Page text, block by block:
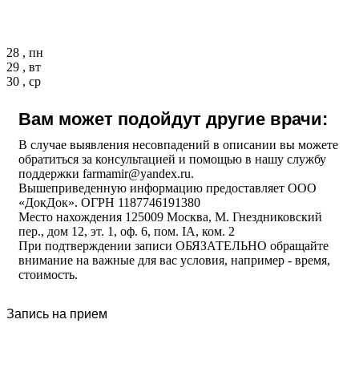
28 , пн
29 , вт
30 , ср
Вам может подойдут другие врачи:
В случае выявления несовпадений в описании вы можете
обратиться за консультацией и помощью в нашу службу
поддержки farmamir@yandex.ru.
Вышеприведенную информацию предоставляет ООО
«ДокДок». ОГРН 1187746191380
Место нахождения 125009 Москва, М. Гнездниковский
пер., дом 12, эт. 1, оф. 6, пом. IA, ком. 2
При подтверждении записи ОБЯЗАТЕЛЬНО обращайте
внимание на важные для вас условия, например - время,
стоимость.
Запись на прием